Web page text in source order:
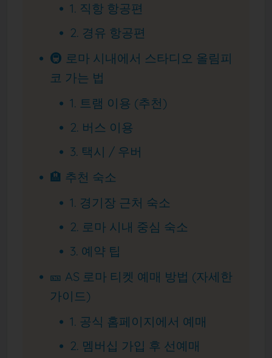
1. 직항 항공편
2. 경유 항공편
🚇 로마 시내에서 스타디오 올림피
코 가는 법
1. 트램 이용 (추천)
2. 버스 이용
3. 택시 / 우버
🏨 추천 숙소
1. 경기장 근처 숙소
2. 로마 시내 중심 숙소
3. 예약 팁
🎫 AS 로마 티켓 예매 방법 (자세한
가이드)
1. 공식 홈페이지에서 예매
2. 멤버십 가입 후 선예매